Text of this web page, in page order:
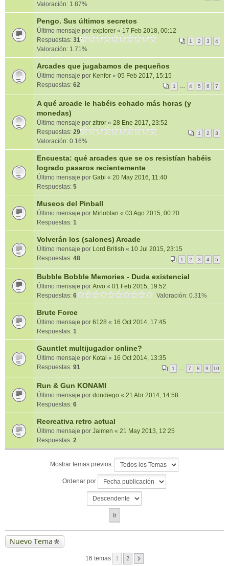
Valoración: 1.87%
Pengo. Sus últimos secretos
Último mensaje por explorer « 17 Feb 2018, 00:12
Respuestas: 31 1 2 3 4
Valoración: 1.71%
Arcades que jugabamos de pequeños
Último mensaje por Kenfor « 05 Feb 2017, 15:15
Respuestas: 62 1 4 5 6 7
A qué arcade le habéis echado más horas (y
monedas)
Último mensaje por zitror « 28 Ene 2017, 23:52
Respuestas: 29 1 2 3
Valoración: 0.16%
Encuesta: qué arcades que se os resistían habéis
logrado pasaros recientemente
Último mensaje por Gabi « 20 May 2016, 11:40
Respuestas: 5
Museos del Pinball
Último mensaje por Mirloblan « 03 Ago 2015, 00:20
Respuestas: 1
Volverán los (salones) Arcade
Último mensaje por Lord British « 10 Jul 2015, 23:15
Respuestas: 48 1 2 3 4 5
Bubble Bobble Memories - Duda existencial
Último mensaje por Arvo « 01 Feb 2015, 19:52
Respuestas: 6 Valoración: 0.31%
Brute Force
Último mensaje por 6128 « 16 Oct 2014, 17:45
Respuestas: 1
Gauntlet multijugador online?
Último mensaje por Kotai « 16 Oct 2014, 13:35
Respuestas: 91 1 7 8 9 10
Run & Gun KONAMI
Último mensaje por dondiego « 21 Abr 2014, 14:58
Respuestas: 6
Recreativa retro actual
Último mensaje por Jaimen « 21 May 2013, 12:25
Respuestas: 2
Mostrar temas previos:
Ordenar por
Nuevo Tema
16 temas 1 2